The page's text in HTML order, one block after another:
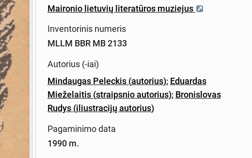
Maironio lietuvių literatūros muziejus
Inventorinis numeris
MLLM BBR MB 2133
Autorius (-iai)
Mindaugas Peleckis (autorius); Eduardas
Mieželaitis (straipsnio autorius); Bronislovas
Rudys (iliustracijų autorius)
Pagaminimo data
1990 m.